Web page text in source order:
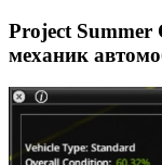
Project
механик